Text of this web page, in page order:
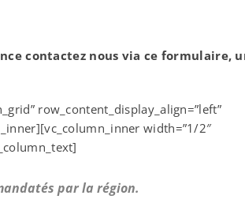
contactez nous via ce formulaire,
row_content_display_align=”left”
width=”1/2″
par la région.